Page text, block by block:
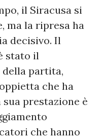
il Siracusa si
ma la ripresa ha
decisivo. Il
stato il
partita,
che ha
prestazione è
che hanno